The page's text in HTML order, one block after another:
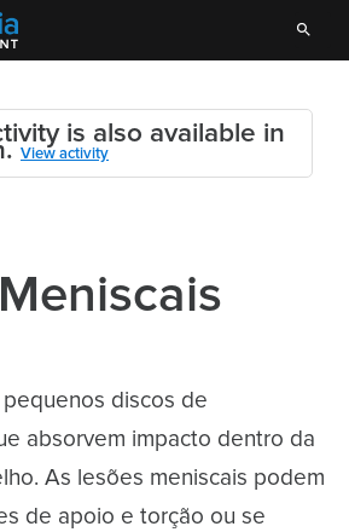
Search
is also available in
View activity
discos de
absorvem impacto dentro da
As lesões meniscais podem
de apoio e torção ou se